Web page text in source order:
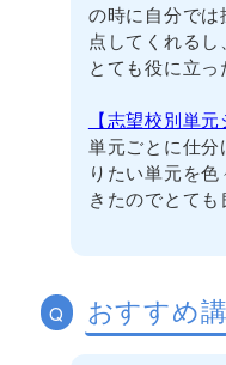
の時に自分で
点してくれる
とても役に立っ
【志望校別単
単元ごとに仕
りたい単元を
きたのでとても
Q おすすめ